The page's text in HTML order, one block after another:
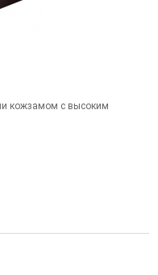
кожзамом с высоким